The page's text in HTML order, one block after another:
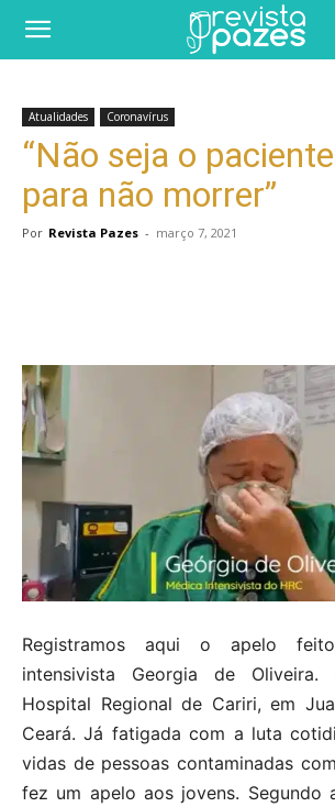
Atualidades Coronavírus
“Não seja o
para não morrer”
Por Revista Pazes - março 7, 2021
Registramos aqui o apelo
intensivista Georgia de
Hospital Regional de Cariri, em
Ceará. Já fatigada com a luta
vidas de pessoas contaminadas
fez um apelo aos jovens. Segundo